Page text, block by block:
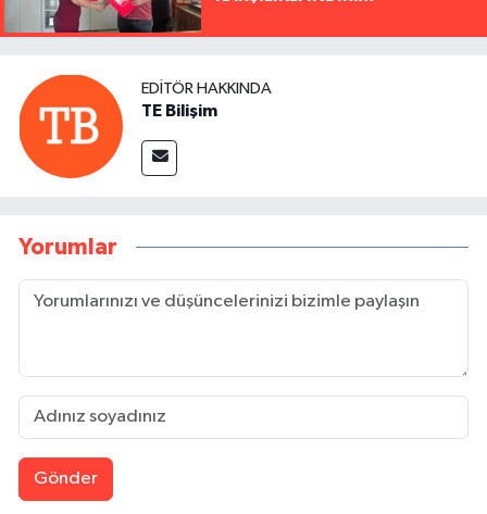
EDITÖR HAKKINDA
TE Bilişim
Yorumlar
Gönder